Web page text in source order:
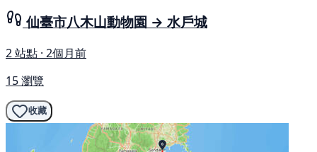
仙臺市八木山動物園 → 水戶城
2 站點 · 2個月前
15 瀏覽
收藏